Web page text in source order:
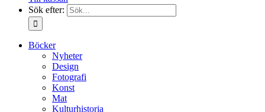
Sök efter:
Böcker
Nyheter
Design
Fotografi
Konst
Mat
Kulturhistoria